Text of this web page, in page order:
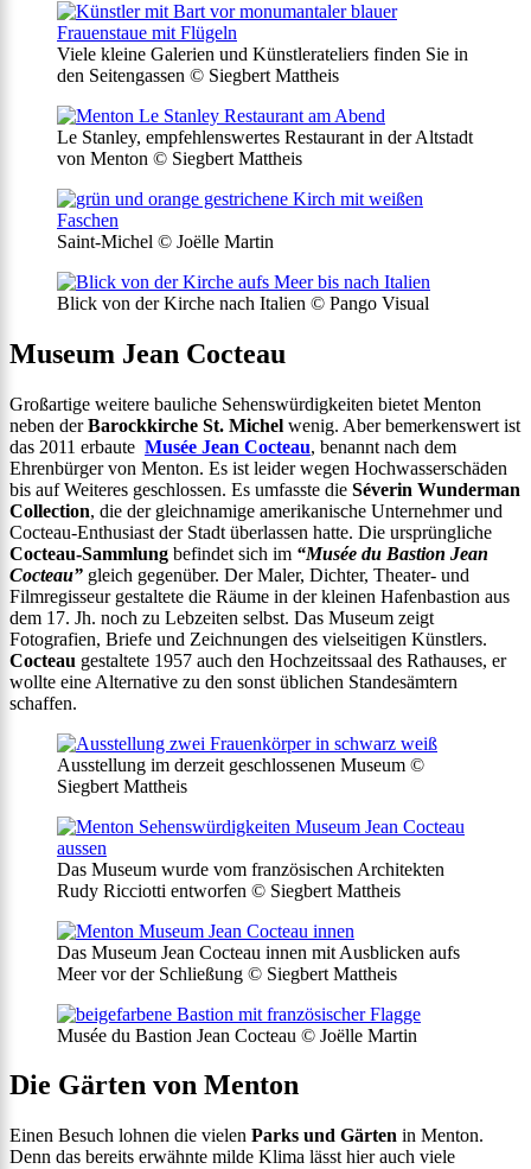
Viele kleine Galerien und Künstlerateliers finden Sie in
den Seitengassen © Siegbert Mattheis
Le Stanley, empfehlenswertes Restaurant in der Altstadt
von Menton © Siegbert Mattheis
Saint-Michel © Joëlle Martin
Blick von der Kirche nach Italien © Pango Visual
Museum Jean Cocteau
Großartige weitere bauliche Sehenswürdigkeiten bietet Menton
neben derBarockkirche St. Michel wenig. Aber bemerkenswert ist
das 2011 erbaute Musée Jean Cocteau, benannt nach dem
Ehrenbürger von Menton. Es ist leider wegen Hochwasserschäden
bis auf Weiteres geschlossen. Es umfasste die Séverin Wunderman
Collection, die der gleichnamige amerikanische Unternehmer und
Cocteau-Enthusiast der Stadt überlassen hatte. Die ursprüngliche
Cocteau-Sammlung befindet sich im “Musée du Bastion Jean
Cocteau” gleich gegenüber. Der Maler, Dichter, Theater- und
Filmregisseur gestaltete die Räume in der kleinen Hafenbastion aus
dem 17. Jh. noch zu Lebzeiten selbst. Das Museum zeigt
Fotografien, Briefe und Zeichnungen des vielseitigen Künstlers.
Cocteau gestaltete 1957 auch den Hochzeitssaal des Rathauses, er
wollte eine Alternative zu den sonst üblichen Standesämtern
schaffen.
Ausstellung im derzeit geschlossenen Museum ©
Siegbert Mattheis
Das Museum wurde vom französischen Architekten
Rudy Ricciotti entworfen © Siegbert Mattheis
Das Museum Jean Cocteau innen mit Ausblicken aufs
Meer vor der Schließung © Siegbert Mattheis
Musée du Bastion Jean Cocteau © Joëlle Martin
Die Gärten von Menton
Einen Besuch lohnen die vielen Parks und Gärten in Menton.
Denn das bereits erwähnte milde Klima lässt hier auch viele